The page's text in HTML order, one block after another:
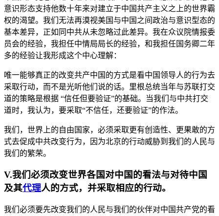
意识形态支持他数十年来对建立于中国共产主义之上的世界霸
权的渴望。我们无法再漠视美国与中国之间政治与意识型态的
基本差异，正如同中共从未忽略过此差异。我在众议院情报委
员会的经验，我担任中情局局长的经验，和我担任国务卿二年
多的经验让我形成这个中心理解：
唯一能够真正的改变共产中国的方式是看中国领导人的行为去
采取行动，而不是光听他们说的话。里根总统当年与苏联打交
道的策略是根据 “信任但要验证”的基础。当我们与中共打交
道时，我认为，要采取“不信任，还要验证”的作法。
我们，世界上的自由国家，必须采取更有创造性、更果敢的方
式去促成中共改变行为，因为北京的行动威胁到我们的人民与
我们的繁荣。
V.我们必须改变世界各国对中国的看法与对待中国
及其代理人的方式，并采取相应的行动。
我们必须要先改变我们的人民与我们的伙伴对中国共产党的看